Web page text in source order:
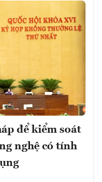
để kiểm soát
nghệ có tính